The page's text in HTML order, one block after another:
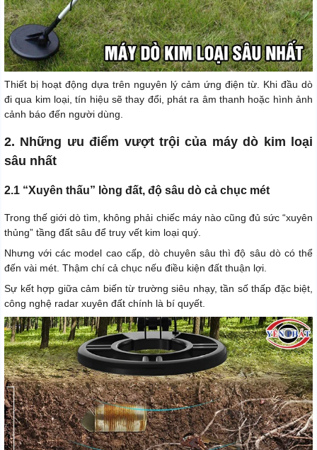
Thiết bị hoạt động dựa trên nguyên lý cảm ứng điện từ. Khi đầu dò
đi qua kim loại, tín hiệu sẽ thay đổi, phát ra âm thanh hoặc hình ảnh
cảnh báo đến người dùng.
2. Những ưu điểm vượt trội của máy dò kim loại
sâu nhất
2.1 “Xuyên thấu” lòng đất, độ sâu dò cả chục mét
Trong thế giới dò tìm, không phải chiếc máy nào cũng đủ sức “xuyên
thủng” tầng đất sâu để truy vết kim loại quý.
Nhưng với các model cao cấp, dò chuyên sâu thì độ sâu dò có thể
đến vài mét. Thậm chí cả chục nếu điều kiện đất thuận lợi.
Sự kết hợp giữa cảm biến từ trường siêu nhạy, tần số thấp đặc biệt,
công nghệ radar xuyên đất chính là bí quyết.